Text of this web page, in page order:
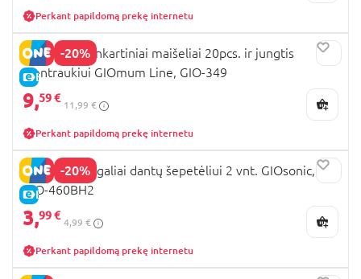
Perkant papildomą prekę internetu
-20%
E-KAINA
INNOGIO vienkartiniai maišeliai 20pcs. ir jungtis
pientraukiui GIOmum Line, GIO-349
9,59 €
11,99 €
Perkant papildomą prekę internetu
-20%
E-KAINA
INNOGIO antgaliai dantų šepetėliui 2 vnt. GIOsonic,
GIO-460BH2
3,99 €
4,99 €
Perkant papildomą prekę internetu